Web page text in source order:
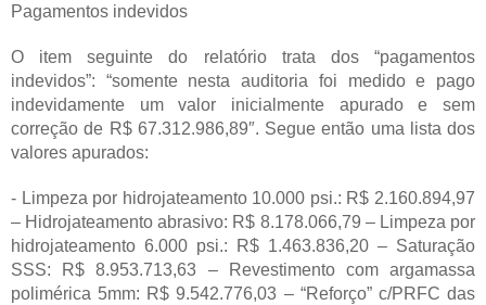
Pagamentos indevidos
O item seguinte do relatório trata dos “pagamentos
indevidos”: “somente nesta auditoria foi medido e pago
indevidamente um valor inicialmente apurado e sem
correção de R$ 67.312.986,89″. Segue então uma lista dos
valores apurados:
- Limpeza por hidrojateamento 10.000 psi.: R$ 2.160.894,97
– Hidrojateamento abrasivo: R$ 8.178.066,79 – Limpeza por
hidrojateamento 6.000 psi.: R$ 1.463.836,20 – Saturação
SSS: R$ 8.953.713,63 – Revestimento com argamassa
polimérica 5mm: R$ 9.542.776,03 – “Reforço” c/PRFC das